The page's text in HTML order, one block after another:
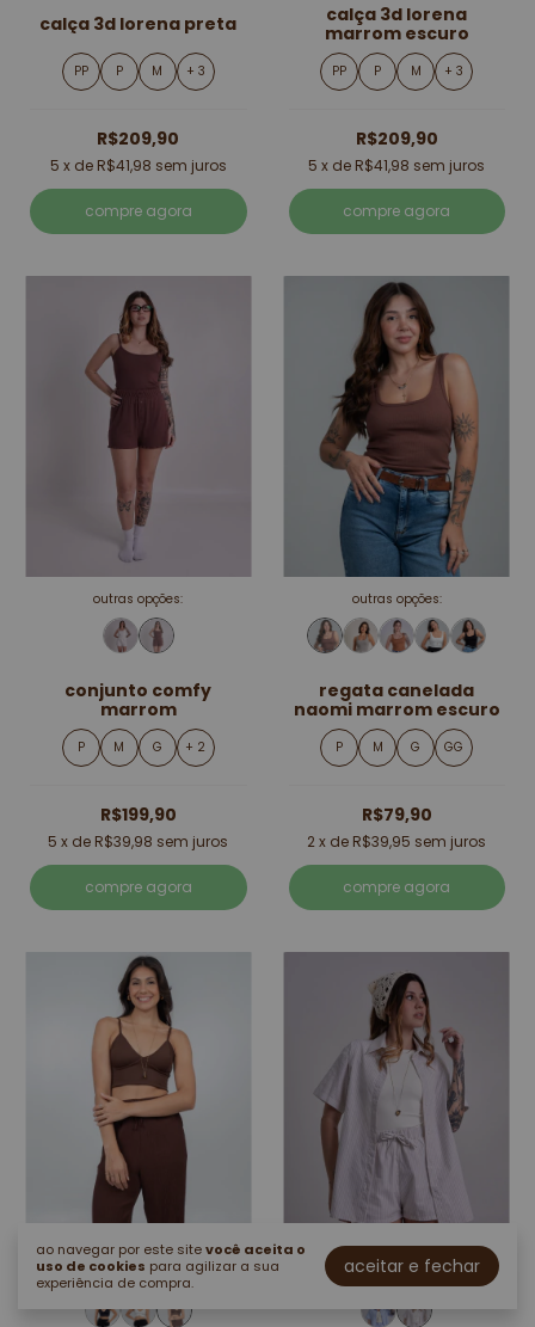
ao navegar por este sitevocê aceita o
uso de cookies para agilizar a sua
experiência de compra.
aceitar e fechar
calça 3d lorena preta
PP P M + 3
R$209,90
5 x de R$41,98 sem juros
compre agora
calça 3d lorena
marrom escuro
PP P M + 3
R$209,90
5 x de R$41,98 sem juros
compre agora
outras opções:
conjunto comfy
marrom
P M G + 2
R$199,90
5 x de R$39,98 sem juros
compre agora
outras opções:
regata canelada
naomi marrom escuro
P M G GG
R$79,90
2x de R$39,95 sem juros
compre agora
outras opções: outras opções: